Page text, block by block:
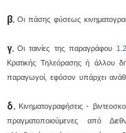
β. Οι πάσης φύσεως
γ.Οι ταινίες της παραγράφου
Κρατικής Τηλεόρασης ή άλλου
παραγωγοί, εφόσον υπάρχει
δ. Κινηματογραφήσεις -
πραγματοποιούμενες από